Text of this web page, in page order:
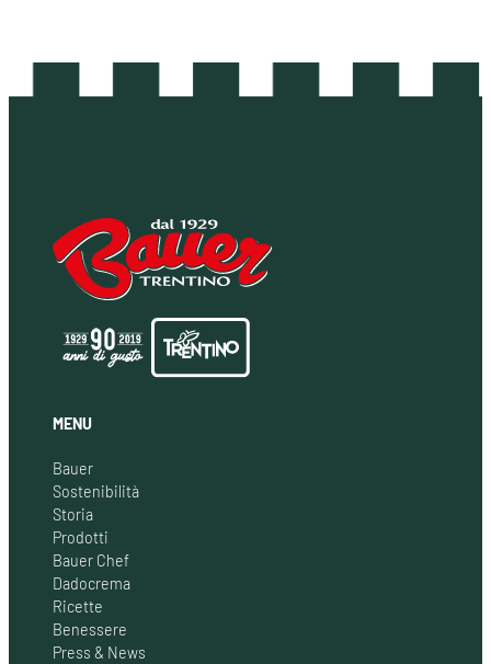
MENU
Bauer
Sostenibilità
Storia
Prodotti
Bauer Chef
Dadocrema
Ricette
Benessere
Press & News